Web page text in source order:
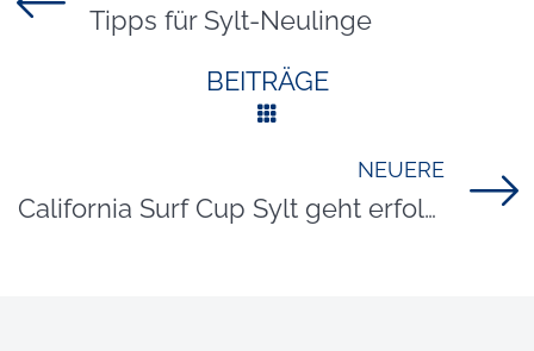
Titel für Beitrag
Tipps für Sylt-Neulinge
BEITRÄGE
NEUERE
Titel für Beitrag
California Surf Cup Sylt geht erfolgreich zu Ende